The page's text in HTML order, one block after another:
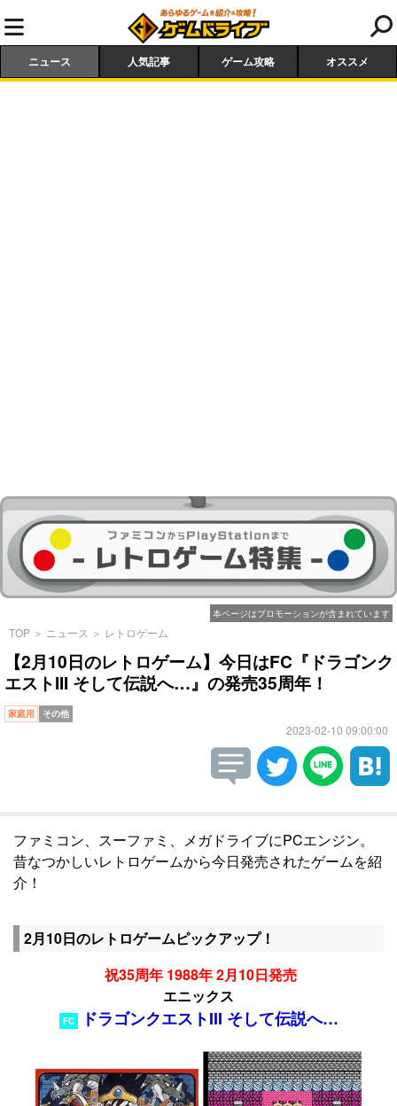
ニュース 人気記事 ゲーム攻略 オススメ
本ページはプロモーションが含まれています
TOP ＞ ニュース ＞ レトロゲーム
【2月10日のレトロゲーム】今日はFC『ドラゴンク
エストIII そして伝説へ…』の発売35周年！
家庭用 その他
2023-02-10 09:00:00
ファミコン、スーファミ、メガドライブにPCエンジン。
昔なつかしいレトロゲームから今日発売されたゲームを紹
介！
2月10日のレトロゲームピックアップ！
祝35周年 1988年 2月10日発売
エニックス
FC ドラゴンクエストIII そして伝説へ…